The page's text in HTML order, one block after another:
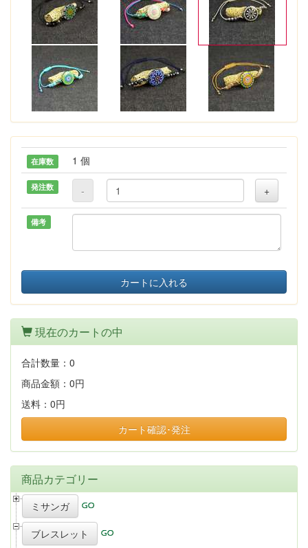
在庫数 1 個
発注数 - +
備考
カートに入れる
現在のカートの中
合計数量： 0
商品金額： 0円
送料： 0円
カート確認･発注
商品カテゴリー
ミサンガ
ブレスレット